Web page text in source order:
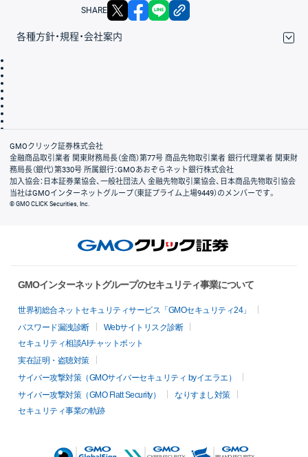
SHARE X facebook
各種方針・規程・会社案内
会社案内
GMOクリック証券株式会社
金融商品取引業者 関東財務局長（金商）第77号 商品先物取引業者 銀行代理業者 関東財
務局長（銀代）第330号 所属銀行：GMOあおぞらネット銀行株式会社
加入協会：日本証券業協会、一般社団法人 金融先物取引業協会、日本商品先物取引協会
当社はGMOインターネットグループ（東証プライム上場9449）のメンバーです。
© GMO CLICK Securities, Inc.
GMOインターネットグループのセキュリティ事業について
世界初総合ネットセキュリティサービス「GMOセキュリティ24」
パスワード漏洩診断
Webサイトリスク診断
セキュリティ相談AIチャットボット
実在証明・盗聴対策
サイバー攻撃対策（GMOサイバーセキュリティ byイエラエ）
サイバー攻撃対策（GMO Flatt Security）
なりすまし対策
セキュリティ事業の軌跡